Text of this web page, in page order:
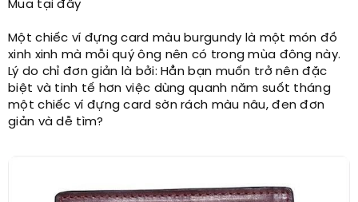
Mua tại đây
Một chiếc ví đựng card màu burgundy là một món đồ
xinh xinh mà mỗi quý ông nên có trong mùa đông này.
Lý do chỉ đơn giản là bởi: Hẳn bạn muốn trở nên đặc
biệt và tinh tế hơn việc dùng quanh năm suốt tháng
một chiếc ví đựng card sờn rách màu nâu, đen đơn
giản và dễ tìm?